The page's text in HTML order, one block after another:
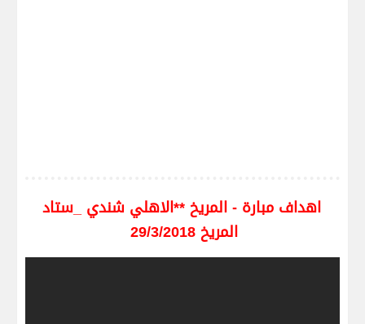
اهداف مبارة - المريخ **الاهلي شندي _ستاد
المريخ 29/3/2018